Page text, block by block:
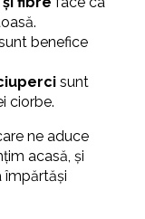
benefice
sunt
ciorbe.
ne aduce
acasă, și
împărtăși